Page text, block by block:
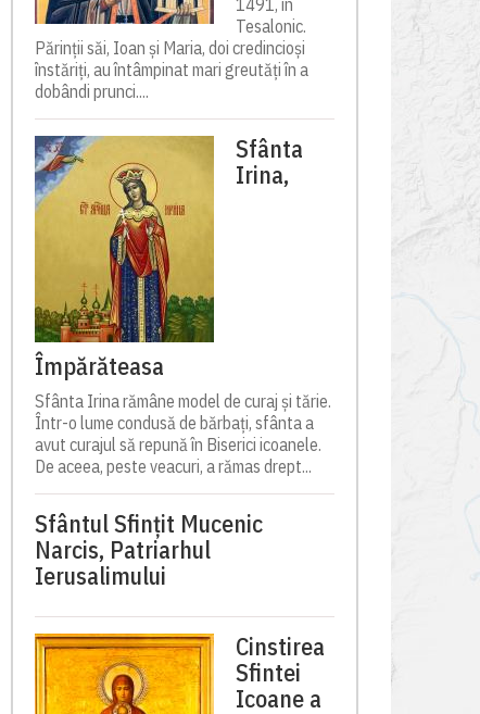
1491, în
Tesalonic.
Părinții săi, Ioan și Maria, doi credincioși
înstăriți, au întâmpinat mari greutăți în a
dobândi prunci....
Sfânta
Irina,
Împărăteasa
Sfânta Irina rămâne model de curaj și tărie.
Într-o lume condusă de bărbați, sfânta a
avut curajul să repună în Biserici icoanele.
De aceea, peste veacuri, a rămas drept...
Sfântul Sfinţit Mucenic
Narcis, Patriarhul
Ierusalimului
Cinstirea
Sfintei
Icoane a